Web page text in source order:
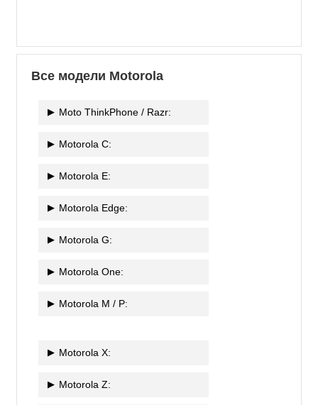
Все модели Motorola
Moto ThinkPhone / Razr:
Motorola C:
Motorola E:
Motorola Edge:
Motorola G:
Motorola One:
Motorola M / P:
Motorola X:
Motorola Z: